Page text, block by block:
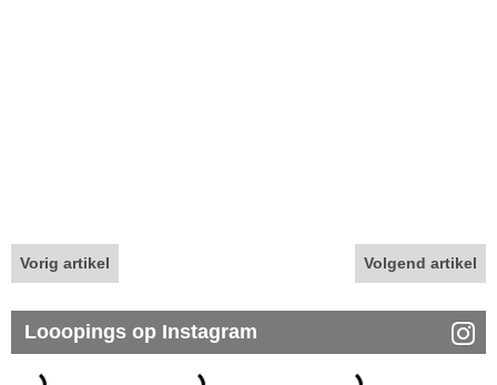
Vorig artikel Volgend artikel
Looopings op Instagram